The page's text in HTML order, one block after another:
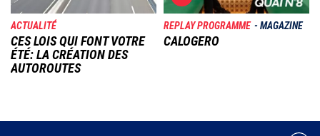
ACTUALITÉ
CES LOIS QUI FONT VOTRE
ÉTÉ: LA CRÉATION DES
AUTOROUTES
REPLAY PROGRAMME MAGAZINE
CALOGERO